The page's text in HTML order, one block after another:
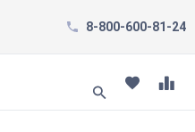
8-800-600-81-24